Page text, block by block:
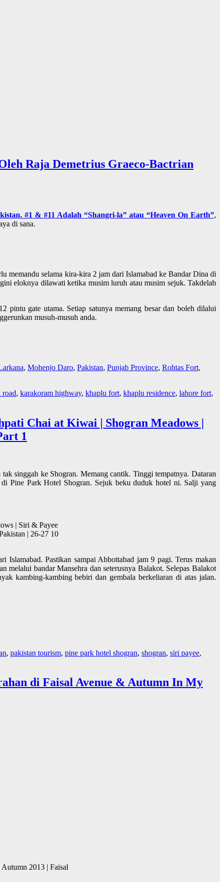
Raja Demetrius Graeco-Bactrian
#1 & #11 Adalah “Shangri-la” atau “Heaven On Earth”,
di sana.
memandu selama kira-kira 2 jam dari Islamabad ke Bandar Dina di
eloknya dilawati ketika musim luruh atau musim sejuk. Takdelah
pintu gate utama. Setiap satunya memang besar dan boleh dilalui
musuh-musuh anda.
, Mohenjo Daro, Pakistan, Punjab Province, Rohtas Fort,
road, karakoram highway, khaplu fort, khaplu residence, lahore fort,
Chai at Kiwai | Shogran Meadows |
1
singgah ke Shogran. Memang cantik. Tinggi tempatnya. Dataran
Pine Park Hotel Shogran. Sejuk beku duduk hotel ni. Salji yang
| Siri & Payee
| 26-27 10
Pastikan sampai Abbottabad jam 9 pagi. Terus makan
melalui bandar Mansehra dan seterusnya Balakot. Selepas Balakot
kambing-kambing bebiri dan gembala berkeliaran di atas jalan.
, pakistan tourism, pine park hotel shogran, shogran, siri payee,
di Faisal Avenue & Autumn In My
2013 | Faisal